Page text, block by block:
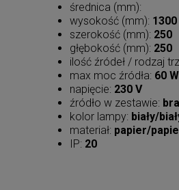
średnica (mm):
wysokość (mm): 1300
szerokość (mm): 250
głębokość (mm): 250
ilość źródeł / rodzaj
max moc źródła: 60 W
napięcie: 230 V
źródło w zestawie:
kolor lampy: biały/
materiał: papier/
IP: 20